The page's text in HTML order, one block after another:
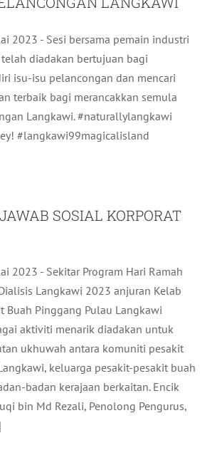
2023 - Sesi bersama pemain industri
diadakan bertujuan bagi
isu-isu pelancongan dan mencari
terbaik bagi merancakkan semula
Langkawi. #naturallylangkawi
#langkawi99magicalisland
SOSIAL KORPORAT
2023 - Sekitar Program Hari Ramah
Langkawi 2023 anjuran Kelab
Buah Pinggang Pulau Langkawi
aktiviti menarik diadakan untuk
ukhuwah antara komuniti pesakit
keluarga pesakit-pesakit buah
badan kerajaan berkaitan. Encik
bin Md Rezali, Penolong Pengurus,